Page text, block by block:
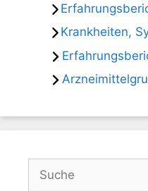
Krankheiten,
Suchen